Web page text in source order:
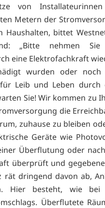
von
Metern der
Haushalten, bittet
„Bitte nehmen
eine Elektrofachkraft
wurden oder
Leib und Leben durch
Sie! Wir kommen zu
die
zuhause zu bleiben
Geräte wie
Überflutung oder
überprüft und
rät dringend davon ab,
Hier besteht, wie bei
Überflutete